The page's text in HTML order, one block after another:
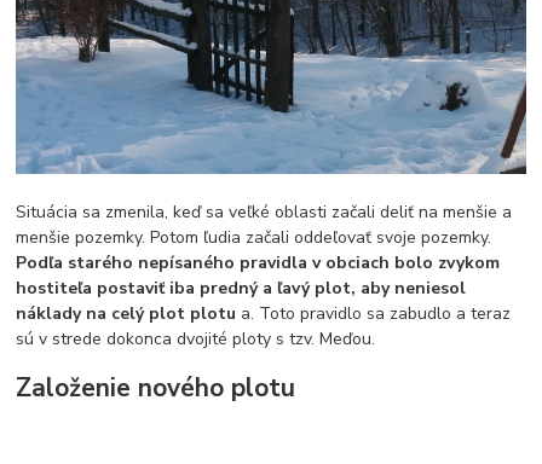
Situácia sa zmenila, keď sa veľké oblasti začali deliť na menšie a
menšie pozemky. Potom ľudia začali oddeľovať svoje pozemky.
Podľa starého nepísaného pravidla v obciach bolo zvykom
hostiteľa postaviť iba predný a ľavý plot, aby neniesol
náklady na celý plot plotu a. Toto pravidlo sa zabudlo a teraz
sú v strede dokonca dvojité ploty s tzv. Meďou.
Založenie nového plotu